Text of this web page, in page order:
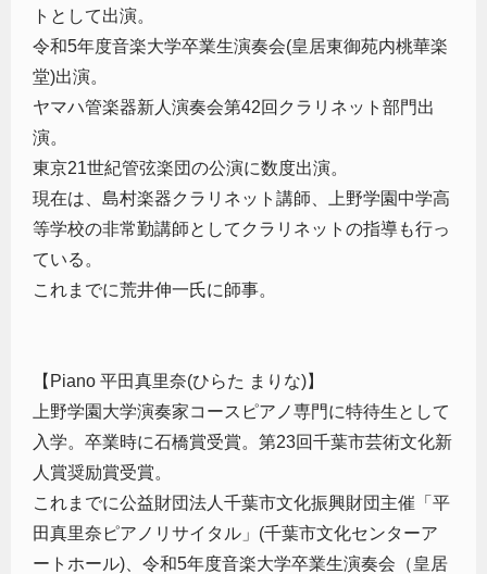
トとして出演。
令和5年度音楽大学卒業生演奏会(皇居東御苑内桃華楽
堂)出演。
ヤマハ管楽器新人演奏会第42回クラリネット部門出
演。
東京21世紀管弦楽団の公演に数度出演。
現在は、島村楽器クラリネット講師、上野学園中学高
等学校の非常勤講師としてクラリネットの指導も行っ
ている。
これまでに荒井伸一氏に師事。
【Piano 平田真里奈(ひらた まりな)】
上野学園大学演奏家コースピアノ専門に特待生として
入学。卒業時に石橋賞受賞。第23回千葉市芸術文化新
人賞奨励賞受賞。
これまでに公益財団法人千葉市文化振興財団主催「平
田真里奈ピアノリサイタル」(千葉市文化センターア
ートホール)、令和5年度音楽大学卒業生演奏会（皇居